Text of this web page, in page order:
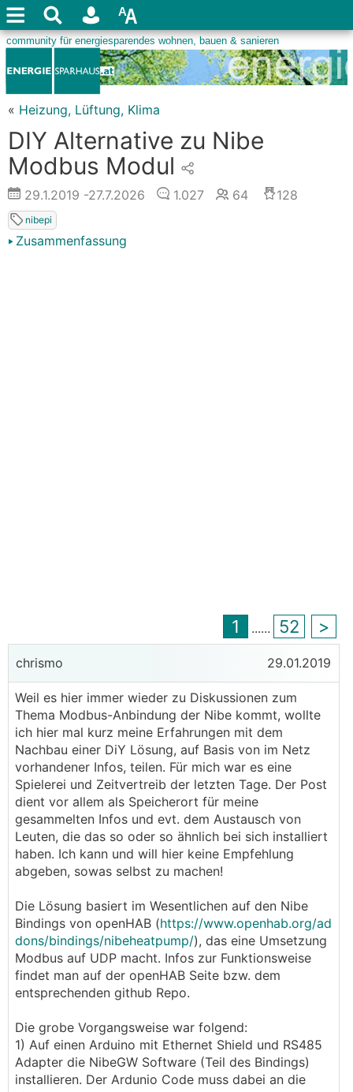
« Heizung, Lüftung, Klima
DIY Alternative zu Nibe
Modbus Modul
29.1.2019 -27.7.2026 1.027 64 128
nibepi
Zusammenfassung
1 ...... 52 >
chrismo 29.01.2019
Weil es hier immer wieder zu Diskussionen zum
Thema Modbus-Anbindung der Nibe kommt, wollte
ich hier mal kurz meine Erfahrungen mit dem
Nachbau einer DiY Lösung, auf Basis von im Netz
vorhandener Infos, teilen. Für mich war es eine
Spielerei und Zeitvertreib der letzten Tage. Der Post
dient vor allem als Speicherort für meine
gesammelten Infos und evt. dem Austausch von
Leuten, die das so oder so ähnlich bei sich installiert
haben. Ich kann und will hier keine Empfehlung
abgeben, sowas selbst zu machen!
Die Lösung basiert im Wesentlichen auf den Nibe
Bindings von openHAB (https://www.openhab.org/ad
dons/bindings/nibeheatpump/), das eine Umsetzung
Modbus auf UDP macht. Infos zur Funktionsweise
findet man auf der openHAB Seite bzw. dem
entsprechenden github Repo.
Die grobe Vorgangsweise war folgend:
1) Auf einen Arduino mit Ethernet Shield und RS485
Adapter die NibeGW Software (Teil des Bindings)
installieren. Der Ardunio Code muss dabei an die